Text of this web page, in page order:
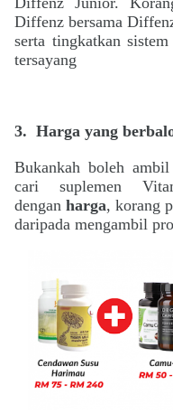
Diffenz bersama
serta tingkatkan
tersayang
3. Harga yang
Bukankah boleh
cari suplemen
denganharga, korang
daripada mengambil